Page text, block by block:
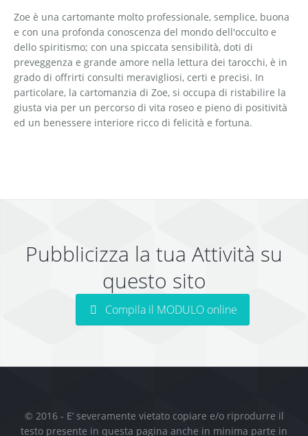
Zoe è una cartomante molto professionale, semplice, buona
e con una profonda conoscenza del mondo dell'occulto e
dello spiritismo; con una spiccata sensibilità, doti di
preveggenza e grande amore nella lettura dei tarocchi, è in
grado di offrirti consulti meravigliosi, certi e precisi. In
particolare, la cartomanzia di Zoe, si occupa di ristabilire la
giusta via per un percorso di vita roseo e pieno di positività
ed un benessere interiore ricco di felicità e fortuna.
Pubblicizza la tua Attività su
questo sito
Compila il MODULO online
© 2016 - E’ severamente vietato copiare e/o riprodurre il
testo presente in questa pagina anche in minima parte in